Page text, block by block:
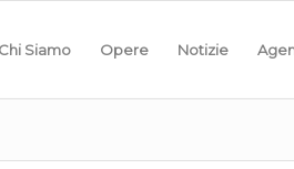
Chi Siamo Opere Notizie